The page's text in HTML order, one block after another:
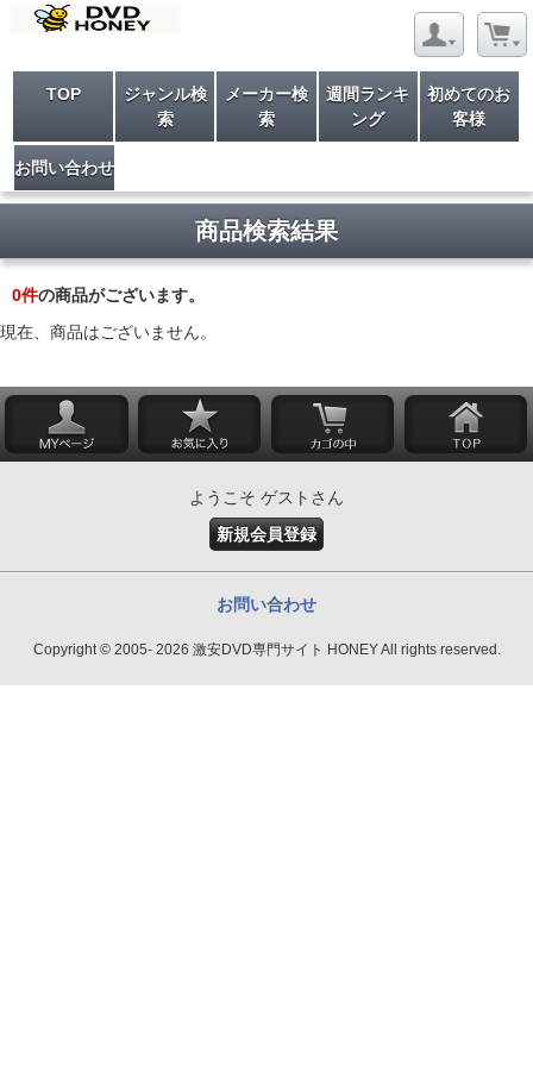
TOP
ジャンル検
索
メーカー検
索
週間ランキ
ング
初めてのお
客様
お問い合わせ
商品検索結果
0件の商品がございます。
現在、商品はございません。
ようこそ ゲストさん
新規会員登録
お問い合わせ
Copyright © 2005- 2026 激安DVD専門サイト HONEY All rights reserved.